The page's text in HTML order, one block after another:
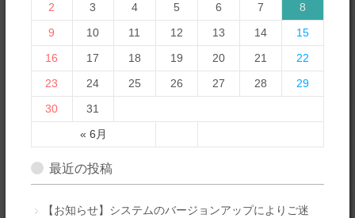
« 6月
2
3 4 5 6 7
8
9
10 11 12 13 14
15
16
17 18 19 20 21
22
23
24 25 26 27 28
29
30
31
最近の投稿
【お知らせ】システムのバージョンアップによりご迷